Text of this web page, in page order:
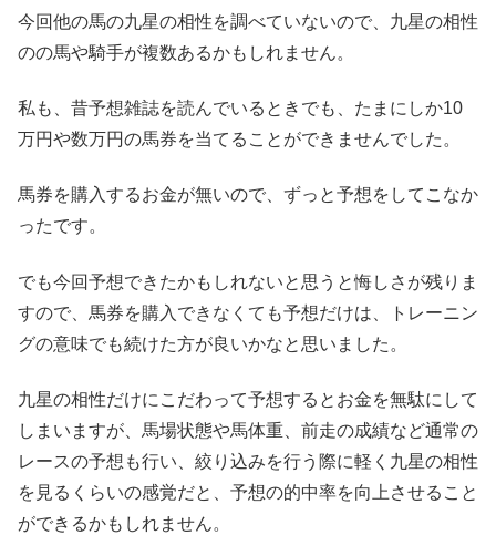
今回他の馬の九星の相性を調べていないので、九星の相性
のの馬や騎手が複数あるかもしれません。
私も、昔予想雑誌を読んでいるときでも、たまにしか10
万円や数万円の馬券を当てることができませんでした。
馬券を購入するお金が無いので、ずっと予想をしてこなか
ったです。
でも今回予想できたかもしれないと思うと悔しさが残りま
すので、馬券を購入できなくても予想だけは、トレーニン
グの意味でも続けた方が良いかなと思いました。
九星の相性だけにこだわって予想するとお金を無駄にして
しまいますが、馬場状態や馬体重、前走の成績など通常の
レースの予想も行い、絞り込みを行う際に軽く九星の相性
を見るくらいの感覚だと、予想の的中率を向上させること
ができるかもしれません。